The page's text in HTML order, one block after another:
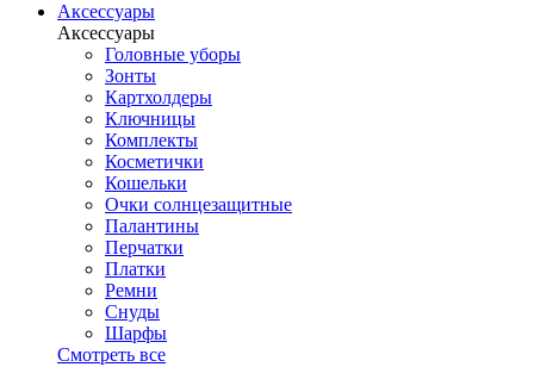
Аксессуары
Аксессуары
Головные уборы
Зонты
Картхолдеры
Ключницы
Комплекты
Косметички
Кошельки
Очки солнцезащитные
Палантины
Перчатки
Платки
Ремни
Снуды
Шарфы
Смотреть все